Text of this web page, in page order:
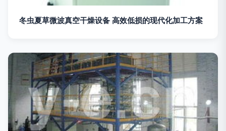
冬虫夏草微波真空干燥设备 高效低损的现代化加工方案